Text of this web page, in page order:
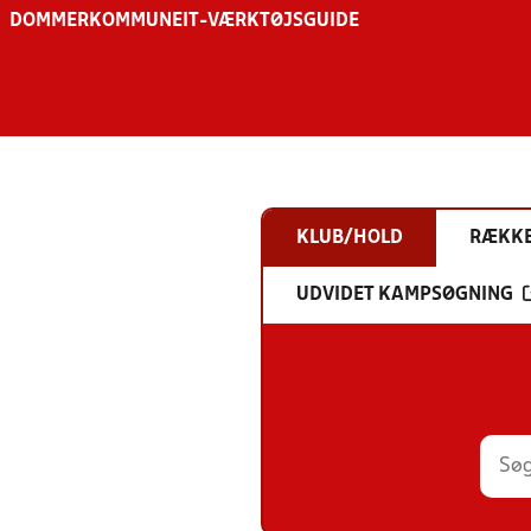
DOMMER KOMMUNE IT-VÆRKTØJSGUIDE
KLUB/HOLD
UDVIDET KAMPSØGNING